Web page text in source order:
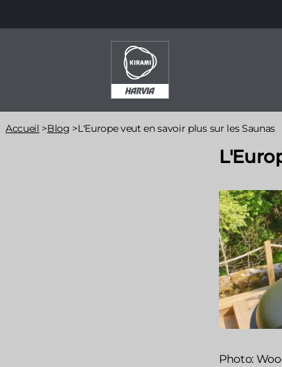
Fil
Accueil >Blog >L'Europe veut en savoir plus sur les Saunas
Photo: